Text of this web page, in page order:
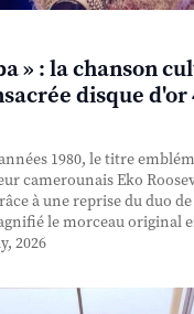
» : la chanson
disque d'or
1980, le titre
camerounais Eko
à une reprise du duo
le morceau original
2026